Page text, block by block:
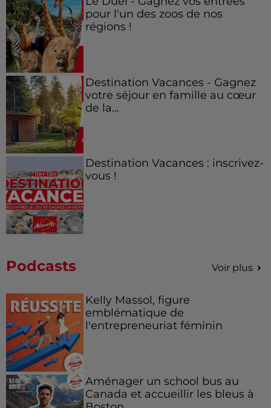
pour l'un des zoos de nos
régions !
Destination Vacances - Gagnez
votre séjour en famille au cœur
de la...
Destination Vacances : inscrivez-
vous !
Podcasts Voir plus
Kelly Massol, figure
emblématique de
l'entrepreneuriat féminin
Aménager un school bus au
Canada et accueillir les bleus à